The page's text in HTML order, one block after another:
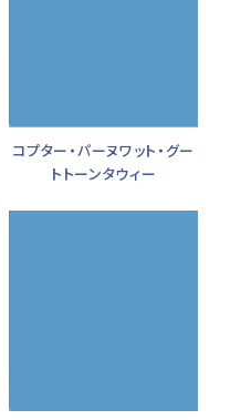
コプター・パーヌワット・グー
トトーンタウィー